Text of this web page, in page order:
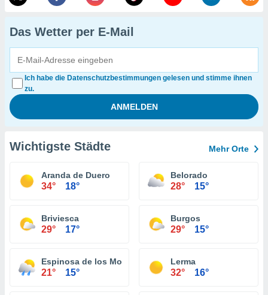
Das Wetter per E-Mail
Ich habe die Datenschutzbestimmungen gelesen und stimme ihnen
zu.
Wichtigste Städte Mehr Orte
Aranda de Duero
34° 18°
Belorado
28° 15°
Briviesca
29° 17°
Burgos
29° 15°
Espinosa de los Monteros
21° 15°
Lerma
32° 16°